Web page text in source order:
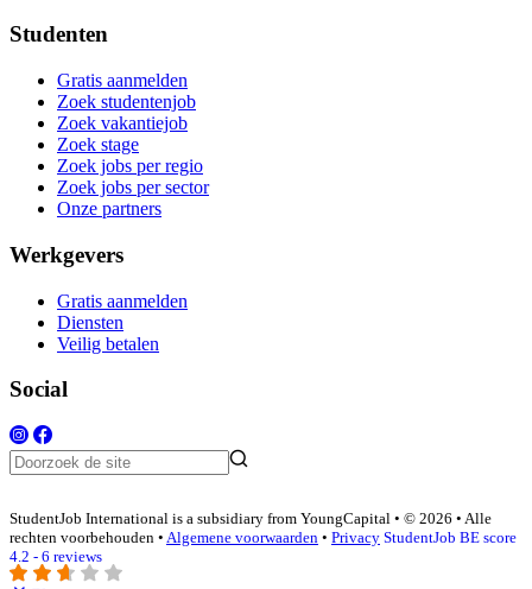
Studenten
Gratis aanmelden
Zoek studentenjob
Zoek vakantiejob
Zoek stage
Zoek jobs per regio
Zoek jobs per sector
Onze partners
Werkgevers
Gratis aanmelden
Diensten
Veilig betalen
Social
StudentJob International is a subsidiary from YoungCapital • © 2026 • Alle
rechten voorbehouden • Algemene voorwaarden • Privacy StudentJob BE score
4.2 - 6 reviews